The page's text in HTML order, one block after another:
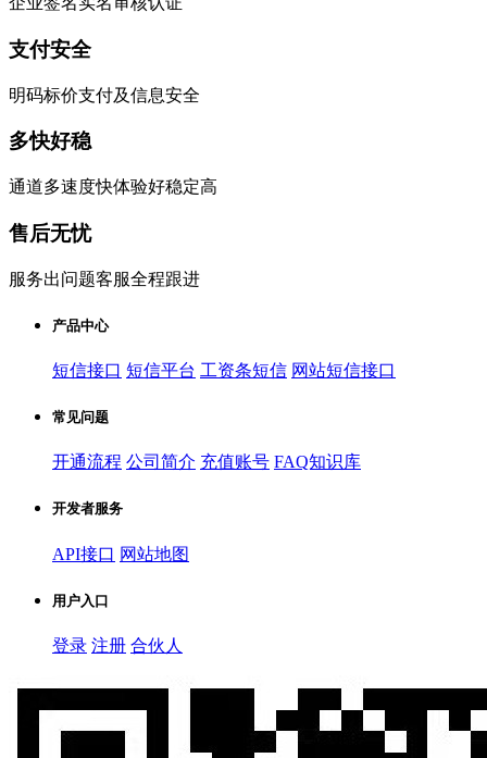
支付安全
明码标价支付及信息安全
多快好稳
通道多速度快体验好稳定高
售后无忧
服务出问题客服全程跟进
产品中心
短信接口 短信平台 工资条短信 网站短信接口
常见问题
开通流程 公司简介 充值账号 FAQ知识库
开发者服务
API接口 网站地图
用户入口
登录 注册 合伙人